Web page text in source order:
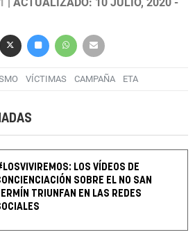
| ACTUALIZADO: 10 JULIO, 2020 -
VÍCTIMAS CAMPAÑA ETA
LOS VÍDEOS DE
SOBRE EL NO SAN
TRIUNFAN EN LAS REDES